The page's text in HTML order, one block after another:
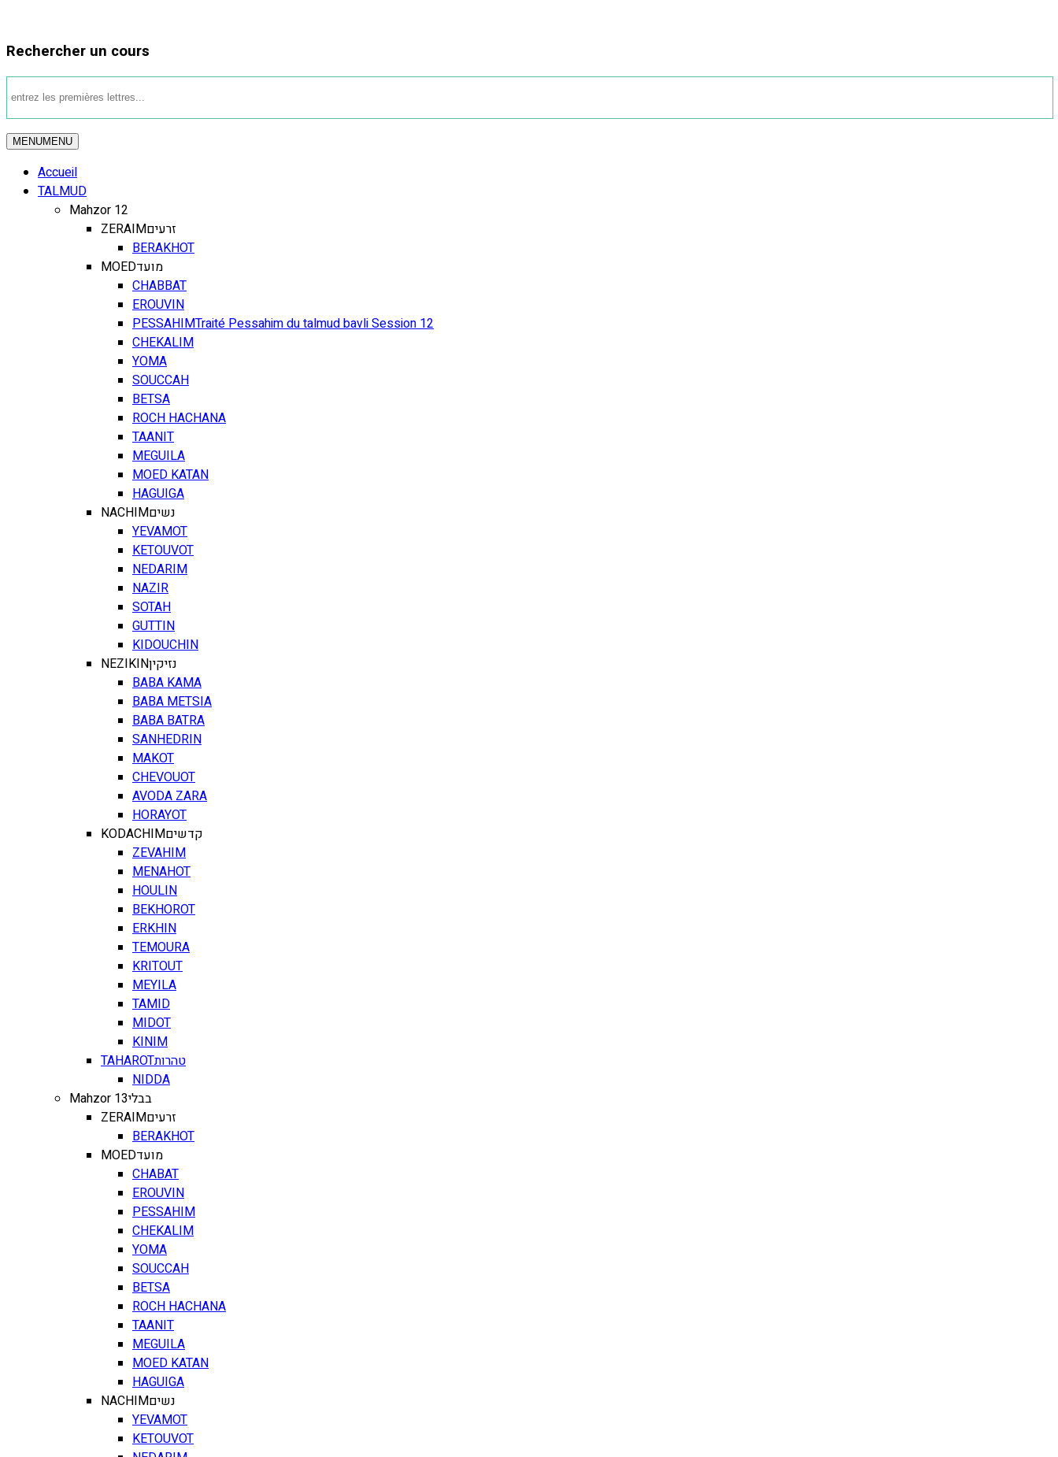
Rechercher un cours
MENUMENU
Accueil
TALMUD
Mahzor 12
ZERAIMזרעים
BERAKHOT
MOEDמועד
CHABBAT
EROUVIN
PESSAHIMTraité Pessahim du talmud bavli Session 12
CHEKALIM
YOMA
SOUCCAH
BETSA
ROCH HACHANA
TAANIT
MEGUILA
MOED KATAN
HAGUIGA
NACHIMנשים
YEVAMOT
KETOUVOT
NEDARIM
NAZIR
SOTAH
GUTTIN
KIDOUCHIN
NEZIKINנזיקין
BABA KAMA
BABA METSIA
BABA BATRA
SANHEDRIN
MAKOT
CHEVOUOT
AVODA ZARA
HORAYOT
KODACHIMקדשים
ZEVAHIM
MENAHOT
HOULIN
BEKHOROT
ERKHIN
TEMOURA
KRITOUT
MEYILA
TAMID
MIDOT
KINIM
TAHAROTטהרות
NIDDA
Mahzor 13בבלי
ZERAIMזרעים
BERAKHOT
MOEDמועד
CHABAT
EROUVIN
PESSAHIM
CHEKALIM
YOMA
SOUCCAH
BETSA
ROCH HACHANA
TAANIT
MEGUILA
MOED KATAN
HAGUIGA
NACHIMנשים
YEVAMOT
KETOUVOT